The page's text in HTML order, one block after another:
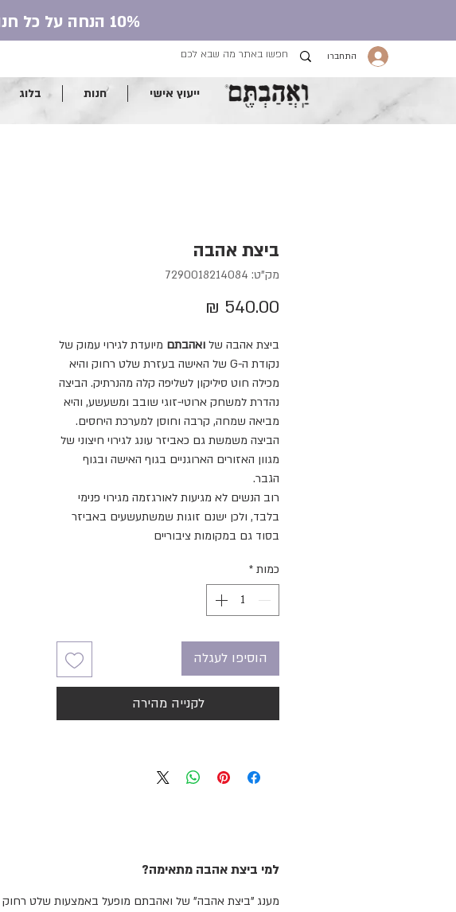
10% הנחה על כל חנות העונג עם קוד קופון ve.ahavtem
התחברו
ייעוץ אישי חנות בלוג
ביצת אהבה
מק"ט: 7290018214084
ביצת אהבה של ואהבתם מיועדת לגירוי עמוק של
נקודת ה-G של האישה בעזרת שלט רחוק והיא
מכילה חוט סיליקון לשליפה קלה מהנרתיק. הביצה
נהדרת למשחק ארוטי-זוגי שובב ומשעשע, והיא
מביאה שמחה, קרבה וחוסן למערכת היחסים.
הביצה משמשת גם כאביזר עונג לגירוי חיצוני של
מגוון האזורים הארוגניים בגוף האישה ובגוף
הגבר.
רוב הנשים לא מגיעות לאורגזמה מגירוי פנימי
בלבד, ולכן ישנם זוגות שמשתעשעים באביזר
בסוד גם במקומות ציבוריים
כמות *
הוסיפו לעגלה
לקנייה מהירה
למי ביצת אהבה מתאימה?
מענג "ביצת אהבה" של ואהבתם מופעל באמצעות שלט רחוק